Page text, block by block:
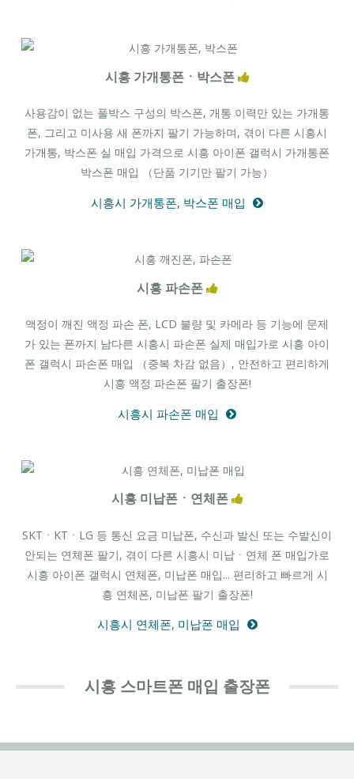
시흥 가개통폰ㆍ박스폰
사용감이 없는 풀박스 구성의 박스폰, 개통 이력만 있는 가개통
폰, 그리고 미사용 새 폰까지 팔기 가능하며, 겪이 다른 시흥시
가개통, 박스폰 실 매입 가격으로 시흥 아이폰 갤럭시 가개통폰
박스폰 매입 （단품 기기만 팔기 가능）
시흥시 가개통폰, 박스폰 매입
시흥 파손폰
액정이 깨진 액정 파손 폰, LCD 불량 및 카메라 등 기능에 문제
가 있는 폰까지 남다른 시흥시 파손폰 실제 매입가로 시흥 아이
폰 갤럭시 파손폰 매입 （중복 차감 없음）, 안전하고 편리하게
시흥 액정 파손폰 팔기 출장폰!
시흥시 파손폰 매입
시흥 미납폰ㆍ연체폰
SKTㆍKTㆍLG 등 통신 요금 미납폰, 수신과 발신 또는 수발신이
안되는 연체폰 팔기, 겪이 다른 시흥시 미납ㆍ연체 폰 매입가로
시흥 아이폰 갤럭시 연체폰, 미납폰 매입... 편리하고 빠르게 시
흥 연체폰, 미납폰 팔기 출장폰!
시흥시 연체폰, 미납폰 매입
시흥 스마트폰 매입 출장폰